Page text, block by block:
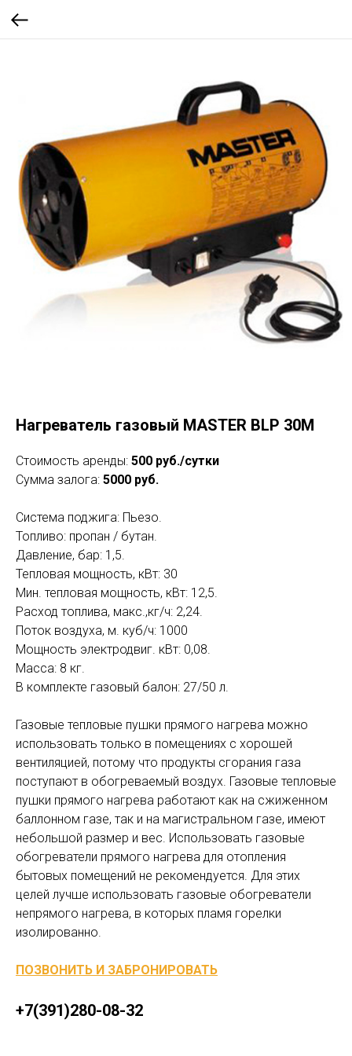
Нагреватель газовый MASTER BLP 30M
Стоимость аренды: 500 руб./сутки
Сумма залога: 5000 руб.
Система поджига: Пьезо.
Топливо: пропан / бутан.
Давление, бар: 1,5.
Тепловая мощность, кВт: 30
Мин. тепловая мощность, кВт: 12,5.
Расход топлива, макс.,кг/ч: 2,24.
Поток воздуха, м. куб/ч: 1000
Мощность электродвиг. кВт: 0,08.
Масса: 8 кг.
В комплекте газовый балон: 27/50 л.
Газовые тепловые пушки прямого нагрева можно
использовать только в помещениях с хорошей
вентиляцией, потому что продукты сгорания газа
поступают в обогреваемый воздух. Газовые тепловые
пушки прямого нагрева работают как на сжиженном
баллонном газе, так и на магистральном газе, имеют
небольшой размер и вес. Использовать газовые
обогреватели прямого нагрева для отопления
бытовых помещений не рекомендуется. Для этих
целей лучше использовать газовые обогреватели
непрямого нагрева, в которых пламя горелки
изолированно.
ПОЗВОНИТЬ И ЗАБРОНИРОВАТЬ
+7(391)280-08-32